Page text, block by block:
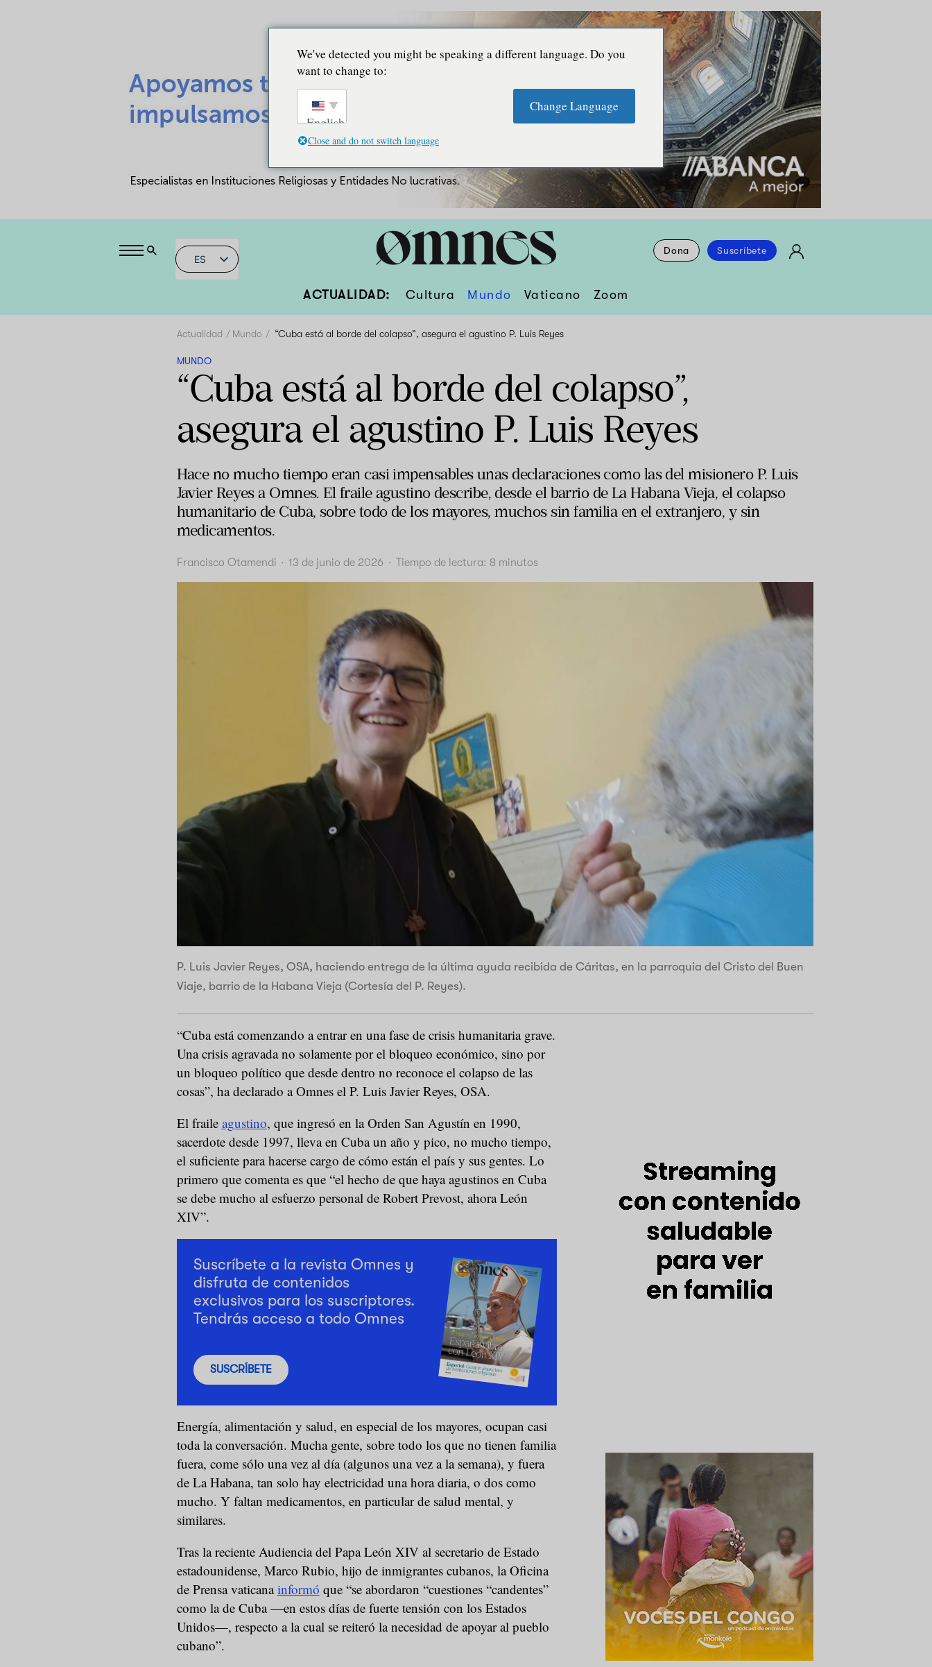
ES
Dona Suscríbete
ACTUALIDAD: Cultura Mundo Vaticano Zoom
Actualidad Mundo “Cuba está al borde del colapso”, asegura el agustino P. Luis Reyes
MUNDO
“Cuba está al borde del colapso”,
asegura el agustino P. Luis Reyes
Hace no mucho tiempo eran casi impensables unas declaraciones como las del misionero P. Luis
Javier Reyes a Omnes. El fraile agustino describe, desde el barrio de La Habana Vieja, el colapso
humanitario de Cuba, sobre todo de los mayores, muchos sin familia en el extranjero, y sin
medicamentos.
Francisco Otamendi · 13 de junio de 2026 · Tiempo de lectura: 8 minutos
P. Luis Javier Reyes, OSA, haciendo entrega de la última ayuda recibida de Cáritas, en la parroquia del Cristo del Buen
Viaje, barrio de la Habana Vieja (Cortesía del P. Reyes).
“Cuba está comenzando a entrar en una fase de crisis humanitaria grave.
Una crisis agravada no solamente por el bloqueo económico, sino por
un bloqueo político que desde dentro no reconoce el colapso de las
cosas”, ha declarado a Omnes el P. Luis Javier Reyes, OSA.
El fraile agustino, que ingresó en la Orden San Agustín en 1990,
sacerdote desde 1997, lleva en Cuba un año y pico, no mucho tiempo,
el suficiente para hacerse cargo de cómo están el país y sus gentes. Lo
primero que comenta es que “el hecho de que haya agustinos en Cuba
se debe mucho al esfuerzo personal de Robert Prevost, ahora León
XIV”.
Suscríbete a la revista Omnes y
disfruta de contenidos
exclusivos para los suscriptores.
Tendrás acceso a todo Omnes
SUSCRÍBETE
Energía, alimentación y salud, en especial de los mayores, ocupan casi
toda la conversación. Mucha gente, sobre todo los que no tienen familia
fuera, come sólo una vez al día (algunos una vez a la semana), y fuera
de La Habana, tan solo hay electricidad una hora diaria, o dos como
mucho. Y faltan medicamentos, en particular de salud mental, y
similares.
Tras la reciente Audiencia del Papa León XIV al secretario de Estado
estadounidense, Marco Rubio, hijo de inmigrantes cubanos, la Oficina
de Prensa vaticanainformó que “se abordaron “cuestiones “candentes”
como la de Cuba —en estos días de fuerte tensión con los Estados
Unidos—, respecto a la cual se reiteró la necesidad de apoyar al pueblo
cubano”.
We've detected you might be speaking a different language. Do you
want to change to:
English
Change Language
Close and do not switch language